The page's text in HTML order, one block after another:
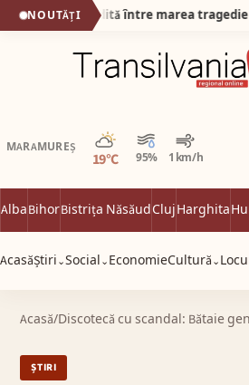
NOUTĂȚI
MARAMUREȘ
19°C 95% 1 km/h
Parțial noros
AlbaBihorBistrița NăsăudClujHarghita
AcasăȘtiri ⌄Social ⌄ EconomieCultură ⌄
Acasă/Discotecă cu scandal: Bătaie
ȘTIRI